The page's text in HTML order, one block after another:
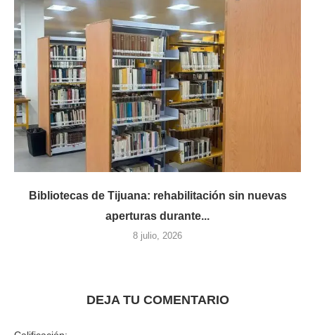
Bibliotecas de Tijuana: rehabilitación sin nuevas
aperturas durante...
8 julio, 2026
DEJA TU COMENTARIO